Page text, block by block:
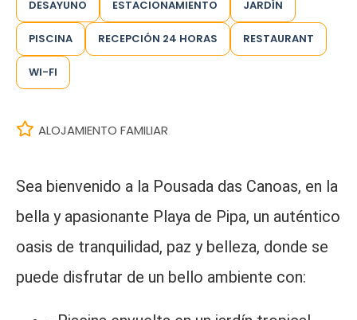
DESAYUNO ESTACIONAMIENTO JARDÍN
PISCINA RECEPCIÓN 24 HORAS RESTAURANT
WI-FI
ALOJAMIENTO FAMILIAR
Sea bienvenido a la Pousada das Canoas, en la
bella y apasionante Playa de Pipa, un auténtico
oasis de tranquilidad, paz y belleza, donde se
puede disfrutar de un bello ambiente con: